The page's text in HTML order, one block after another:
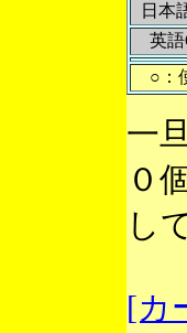
日本
英語
○：
一
０
し
[カ